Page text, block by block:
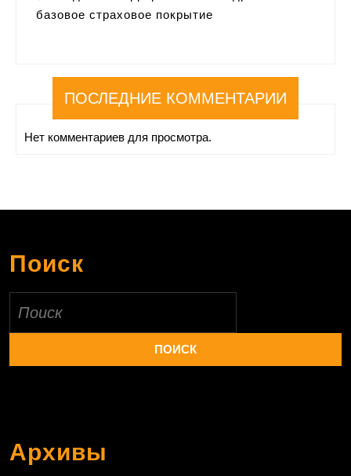
базовое страховое покрытие
ПОСЛЕДНИЕ КОММЕНТАРИИ
Нет комментариев для просмотра.
Поиск
Архивы